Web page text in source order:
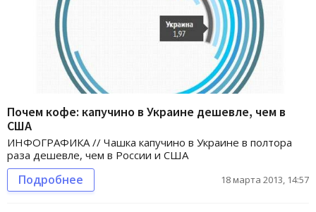
Почем кофе: капучино в Украине дешевле, чем в
США
ИНФОГРАФИКА // Чашка капучино в Украине в полтора
раза дешевле, чем в России и США
Подробнее 18 марта 2013, 14:57